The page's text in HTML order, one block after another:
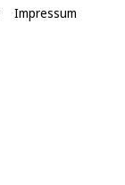
Impressum